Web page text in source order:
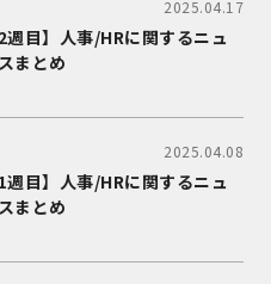
2025.04.17
週目】人事/HRに関するニュ
まとめ
2025.04.08
週目】人事/HRに関するニュ
まとめ